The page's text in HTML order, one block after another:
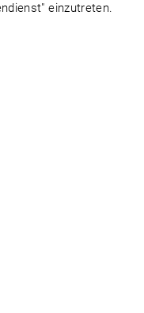
einzutreten.